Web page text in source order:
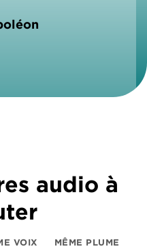
audio à
VOIX MÊME PLUME